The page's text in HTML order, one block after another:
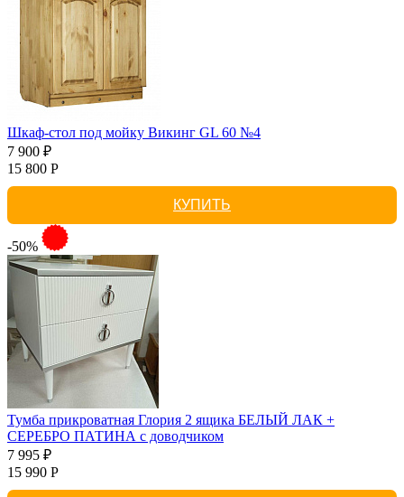
Шкаф-стол под мойку Викинг GL 60 №4
7 900 ₽
15 800 Р
КУПИТЬ
-50%
Тумба прикроватная Глория 2 ящика БЕЛЫЙ ЛАК +
СЕРЕБРО ПАТИНА с доводчиком
7 995 ₽
15 990 Р